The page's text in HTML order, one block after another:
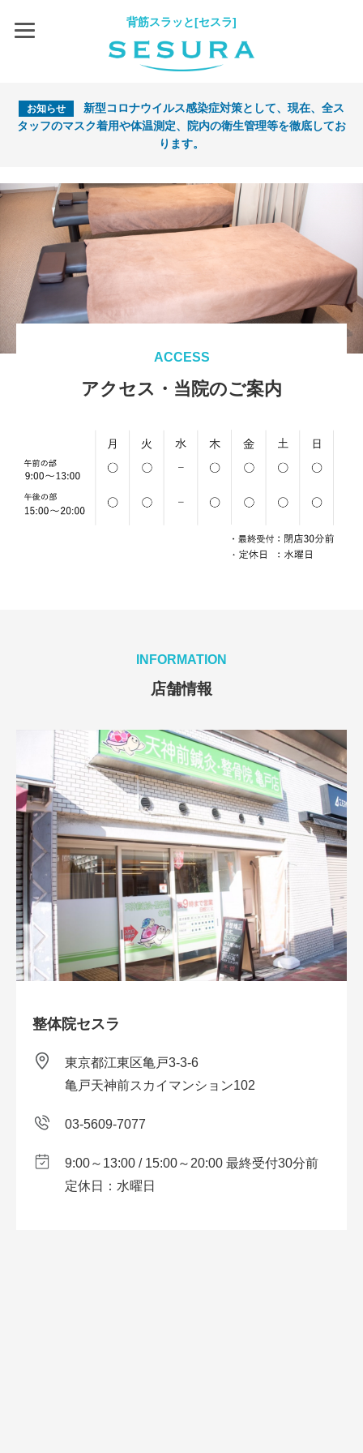
背筋スラッと[セスラ]
お知らせ
新型コロナウイルス感染症対策として、現在、全ス
タッフのマスク着用や体温測定、院内の衛生管理等を徹底してお
ります。
ACCESS
アクセス・当院のご案内
INFORMATION
店舗情報
整体院セスラ
東京都江東区亀戸3-3-6
亀戸天神前スカイマンション102
03-5609-7077
9:00～13:00 / 15:00～20:00 最終受付30分前
定休日：水曜日